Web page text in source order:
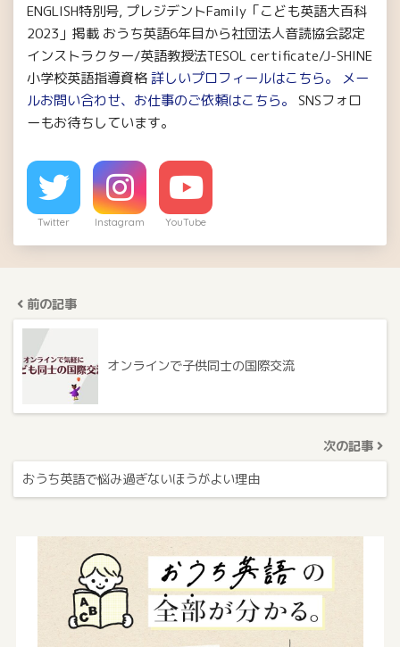
ENGLISH特別号, プレジデントFamily「こども英語大百科
2023」掲載 おうち英語6年目から社団法人音読協会認定
インストラクター/英語教授法TESOL certificate/J-SHINE
小学校英語指導資格詳しいプロフィールはこちら。
メー
ルお問い合わせ、お仕事のご依頼はこちら。
SNSフォロ
ーもお待ちしています。
Twitter Instagram YouTube
前の記事
オンラインで子供同士の国際交流
次の記事
おうち英語で悩み過ぎないほうがよい理由